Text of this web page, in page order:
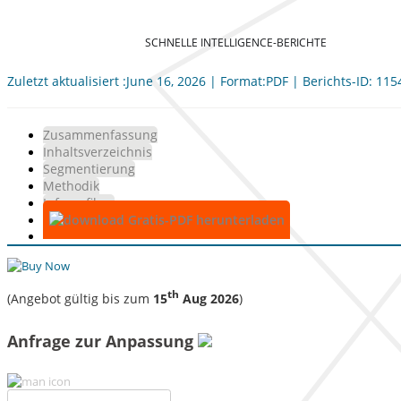
SCHNELLE INTELLIGENCE-BERICHTE
Zuletzt aktualisiert :June 16, 2026 | Format:PDF | Berichts-ID:
Zusammenfassung
Inhaltsverzeichnis
Segmentierung
Methodik
Infografiken
Gratis-PDF herunterladen
(Angebot gültig bis zum 15th Aug 2026)
Anfrage zur Anpassung